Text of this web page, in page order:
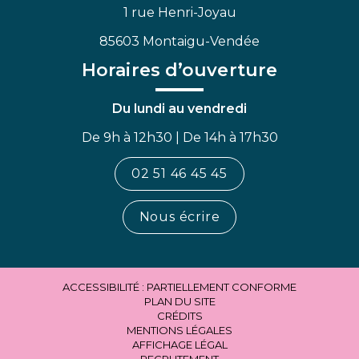
1 rue Henri-Joyau
85603 Montaigu-Vendée
Horaires d’ouverture
Du lundi au vendredi
De 9h à 12h30 | De 14h à 17h30
02 51 46 45 45
Nous écrire
ACCESSIBILITÉ : PARTIELLEMENT CONFORME
PLAN DU SITE
CRÉDITS
MENTIONS LÉGALES
AFFICHAGE LÉGAL